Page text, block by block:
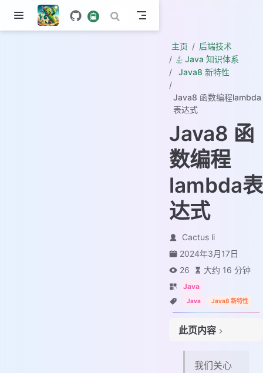
主页
后端技术
Java 知识体系
Java8 新特性
Java8 函数编程lambda
表达式
Java8 函
数编程
lambda表
达式
Cactus li
2024年3月17日
26
大约 16 分钟
Java
Java Java8 新特性
此页内容
# 简介
# lambda表达式
# 分类
# 及早求值方法
我们关心